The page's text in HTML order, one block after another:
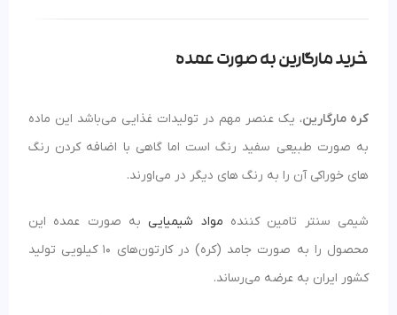
خرید مارگارین به صورت عمده
کره مارگارین، یک عنصر مهم در تولیدات غذایی می‌باشد این ماده
به صورت طبیعی سفید رنگ است اما گاهی با اضافه کردن رنگ
های خوراکی آن را به رنگ های دیگر در می‌اورند.
شیمی سنتر تامین کننده مواد شیمیایی به صورت عمده این
محصول را به صورت جامد (کره) در کارتون‌های 10 کیلویی تولید
کشور ایران به عرضه می‌رساند.